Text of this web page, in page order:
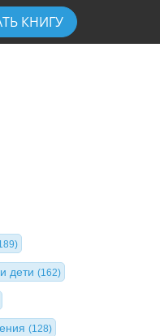
КНИГУ
дети (162)
(128)